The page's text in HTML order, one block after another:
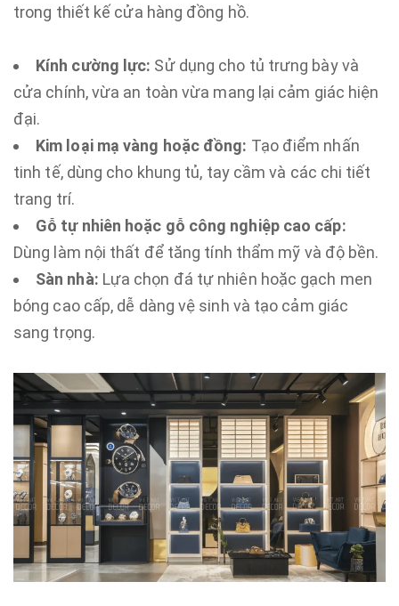
trong thiết kế cửa hàng đồng hồ.
Kính cường lực: Sử dụng cho tủ trưng bày và
cửa chính, vừa an toàn vừa mang lại cảm giác hiện
đại.
Kim loại mạ vàng hoặc đồng: Tạo điểm nhấn
tinh tế, dùng cho khung tủ, tay cầm và các chi tiết
trang trí.
Gỗ tự nhiên hoặc gỗ công nghiệp cao cấp:
Dùng làm nội thất để tăng tính thẩm mỹ và độ bền.
Sàn nhà: Lựa chọn đá tự nhiên hoặc gạch men
bóng cao cấp, dễ dàng vệ sinh và tạo cảm giác
sang trọng.